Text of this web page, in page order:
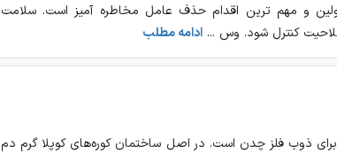
و مهم ترین اقدام حذف عامل مخاطره آمیز است. سلامت
کنترل شود. وس ... ادامه مطلب
ذوب فلز چدن است. در اصل ساختمان کوره‌های کوپلا گرم دم